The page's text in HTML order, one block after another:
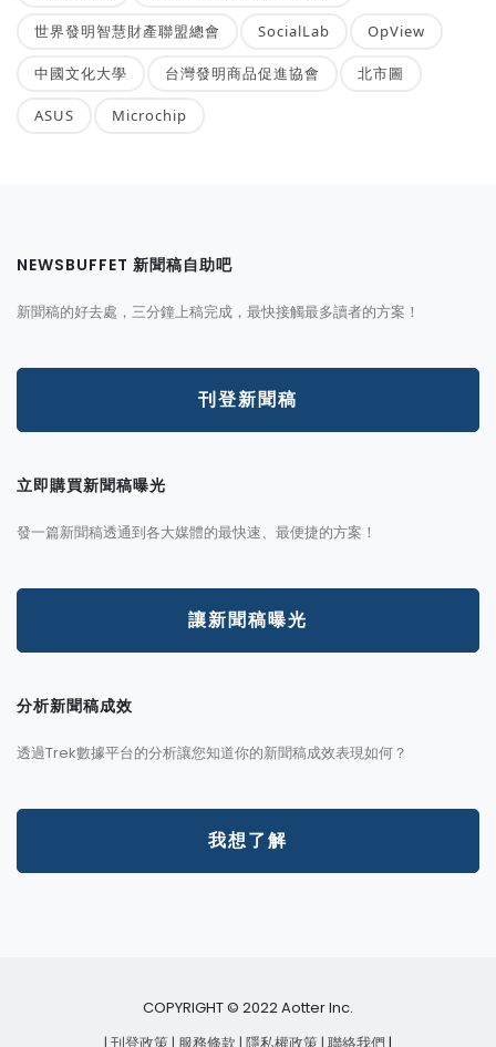
世界發明智慧財產聯盟總會 SocialLab OpView
中國文化大學 台灣發明商品促進協會 北市圖
ASUS Microchip
NEWSBUFFET 新聞稿自助吧
新聞稿的好去處，三分鐘上稿完成，最快接觸最多讀者的方案！
刊登新聞稿
立即購買新聞稿曝光
發一篇新聞稿透通到各大媒體的最快速、最便捷的方案！
讓新聞稿曝光
分析新聞稿成效
透過Trek數據平台的分析讓您知道你的新聞稿成效表現如何？
我想了解
COPYRIGHT © 2022 Aotter Inc.
| 刊登政策| 服務條款 | 隱私權政策| 聯絡我們 |